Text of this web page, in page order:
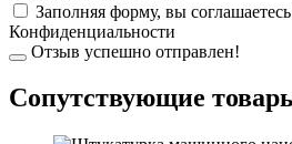
Заполняя форму, вы
Конфиденциальности
Отзыв успешно отправлен!
Cопутствующие